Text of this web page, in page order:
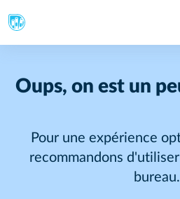
Oups, on est un
Pour une expérience
recommandons
bureau.